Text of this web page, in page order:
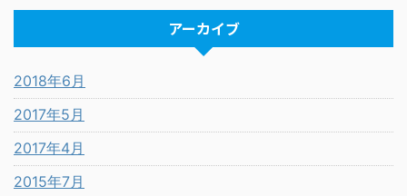
アーカイブ
2018年6月
2017年5月
2017年4月
2015年7月